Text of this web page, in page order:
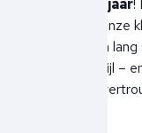
bestaat 30 jaar!
samen met onze
drie decennia
service en stijl –
dankzij jullie